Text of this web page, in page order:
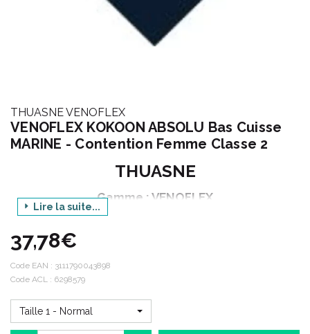
THUASNE VENOFLEX
VENOFLEX KOKOON ABSOLU Bas Cuisse
MARINE - Contention Femme Classe 2
THUASNE
Gamme : VENOFLEX
Catégorie : CONTENTION FEMME
Déclinaison : BAS CUISSE
Conditionnement : 1 paire (2 unités)
Lire la suite...
37,78€
Code EAN : 3111790043898
Code ACL : 6298579
Taille 1 - Normal